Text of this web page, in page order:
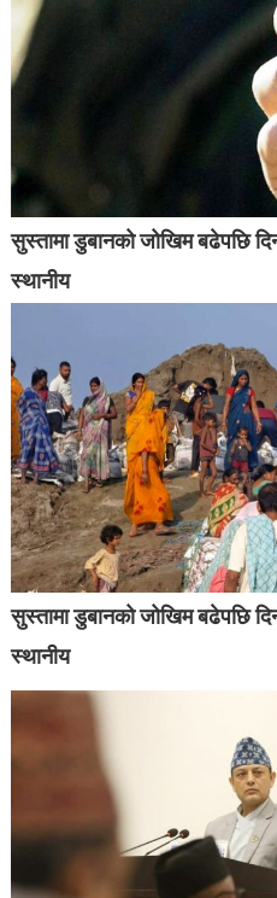
सुस्तामा डुबानको जोखिम बढेपछि
स्थानीय
सुस्तामा डुबानको जोखिम बढेपछि
स्थानीय